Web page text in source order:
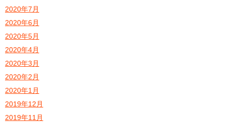
2020年7月
2020年6月
2020年5月
2020年4月
2020年3月
2020年2月
2020年1月
2019年12月
2019年11月